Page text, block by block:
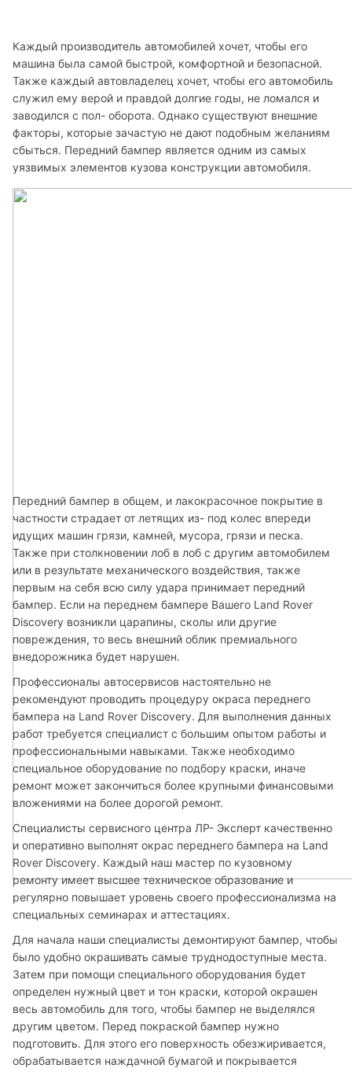
Каждый производитель автомобилей хочет, чтобы его
машина была самой быстрой, комфортной и безопасной.
Также каждый автовладелец хочет, чтобы его автомобиль
служил ему верой и правдой долгие годы, не ломался и
заводился с пол- оборота. Однако существуют внешние
факторы, которые зачастую не дают подобным желаниям
сбыться. Передний бампер является одним из самых
уязвимых элементов кузова конструкции автомобиля.
Передний бампер в общем, и лакокрасочное покрытие в
частности страдает от летящих из- под колес впереди
идущих машин грязи, камней, мусора, грязи и песка.
Также при столкновении лоб в лоб с другим автомобилем
или в результате механического воздействия, также
первым на себя всю силу удара принимает передний
бампер. Если на переднем бампере Вашего Land Rover
Discovery возникли царапины, сколы или другие
повреждения, то весь внешний облик премиального
внедорожника будет нарушен.
Профессионалы автосервисов настоятельно не
рекомендуют проводить процедуру окраса переднего
бампера на Land Rover Discovery. Для выполнения данных
работ требуется специалист с большим опытом работы и
профессиональными навыками. Также необходимо
специальное оборудование по подбору краски, иначе
ремонт может закончиться более крупными финансовыми
вложениями на более дорогой ремонт.
Специалисты сервисного центра ЛР- Эксперт качественно
и оперативно выполнят окрас переднего бампера на Land
Rover Discovery. Каждый наш мастер по кузовному
ремонту имеет высшее техническое образование и
регулярно повышает уровень своего профессионализма на
специальных семинарах и аттестациях.
Для начала наши специалисты демонтируют бампер, чтобы
было удобно окрашивать самые труднодоступные места.
Затем при помощи специального оборудования будет
определен нужный цвет и тон краски, которой окрашен
весь автомобиль для того, чтобы бампер не выделялся
другим цветом. Перед покраской бампер нужно
подготовить. Для этого его поверхность обезжиривается,
обрабатывается наждачной бумагой и покрывается